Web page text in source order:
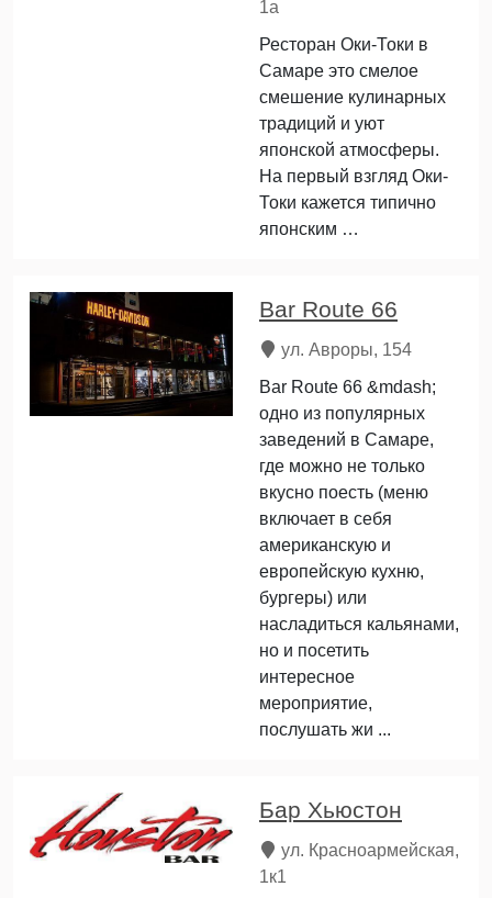
1а
Ресторан Оки-Токи в
Самаре это смелое
смешение кулинарных
традиций и уют
японской атмосферы.
На первый взгляд Оки-
Токи кажется типично
японским …
Bar Route 66
ул. Авроры, 154
Bar Route 66 &mdash;
одно из популярных
заведений в Самаре,
где можно не только
вкусно поесть (меню
включает в себя
американскую и
европейскую кухню,
бургеры) или
насладиться кальянами,
но и посетить
интересное
мероприятие,
послушать жи ...
Бар Хьюстон
ул. Красноармейская,
1к1